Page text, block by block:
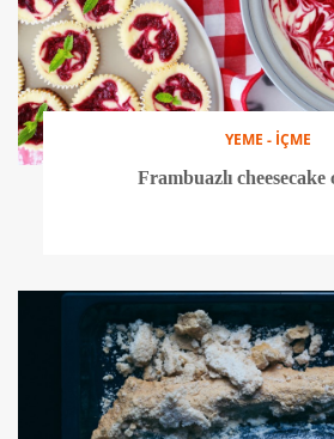
YEME - İÇME
Frambuazlı cheesecake